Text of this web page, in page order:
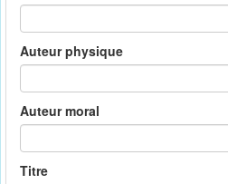
Auteur physique
Auteur moral
Titre